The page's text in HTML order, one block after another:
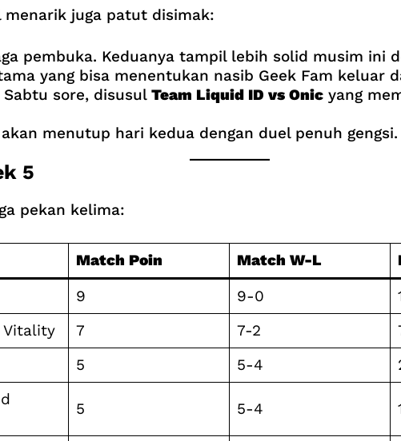
menarik juga patut disimak:
pembuka. Keduanya tampil lebih solid musim ini
yang bisa menentukan nasib Geek Fam keluar
sore, disusul Team Liquid ID vs Onicyang
menutup hari kedua dengan duel penuh gengsi.
5
pekan kelima:
Match Poin Match W-L
9 9-0
Vitality 7 7-2
5 5-4
5 5-4